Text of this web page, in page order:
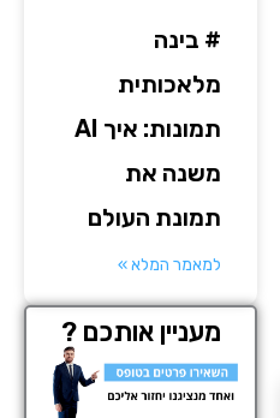
# בינה
מלאכותית
תמונות: איך AI
משנה את
תמונת העולם
למאמר המלא »
מעניין אותכם ?